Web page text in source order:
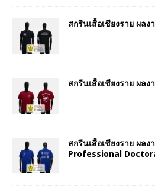
สกรีนเสื้อเชียงราย ผล
สกรีนเสื้อเชียงราย ผล
สกรีนเสื้อเชียงราย ผลง
Professional